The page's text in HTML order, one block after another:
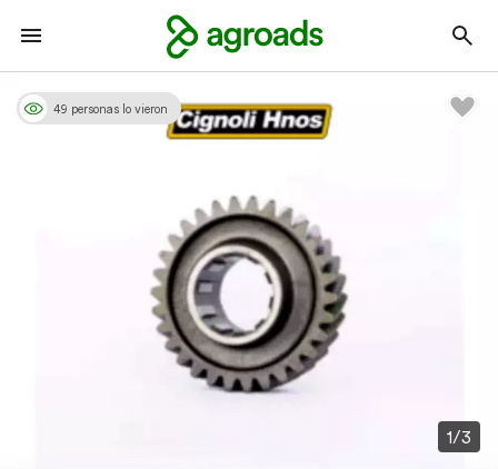
1/3
49 personas lo vieron